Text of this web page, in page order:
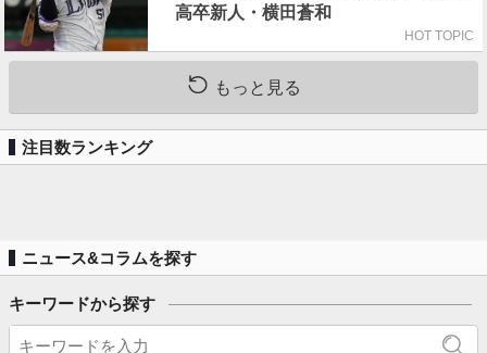
高卒新人・横田蒼和
HOT TOPIC
もっと見る
注目数ランキング
ニュース&コラムを探す
キーワードから探す